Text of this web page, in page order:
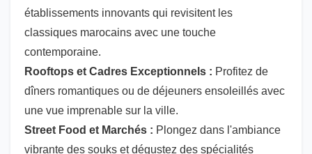
établissements innovants qui revisitent les
classiques marocains avec une touche
contemporaine.
Rooftops et Cadres Exceptionnels : Profitez de
dîners romantiques ou de déjeuners ensoleillés avec
une vue imprenable sur la ville.
Street Food et Marchés : Plongez dans l'ambiance
vibrante des souks et dégustez des spécialités